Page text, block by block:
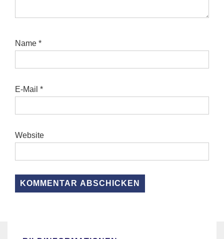
Name *
E-Mail *
Website